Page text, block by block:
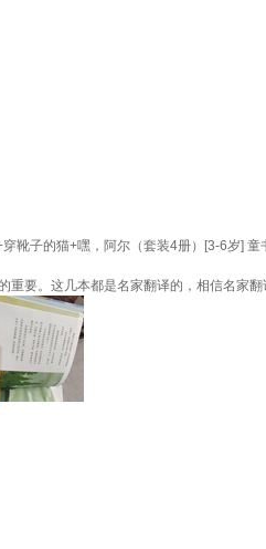
靴子的猫+嘿，阿尔（套装4册）[3-6岁] 童
重要。这几本都是名家翻译的，相信名家